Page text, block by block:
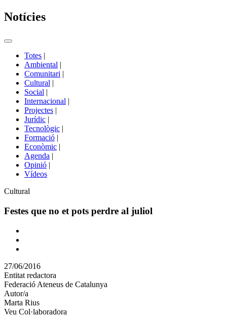
Notícies
Commutador
portals
Totes |
Ambiental |
Comunitari |
Cultural |
Social |
Internacional |
Projectes |
Jurídic |
Tecnològic |
Formació |
Econòmic |
Agenda |
Opinió |
Vídeos
Àmbit
la
Cultural
Festes que no et pots perdre al juliol
Comparteix
altres
xarxes
socials
27/06/2016
Entitat redactora
Federació Ateneus de Catalunya
Autor/a
Marta Rius
Veu Col·laboradora